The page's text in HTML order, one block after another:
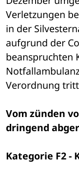
Verletzungen
in der
aufgrund der
beanspruchten
Verordnung
Vom zünden
dringend
Kategorie F2 -